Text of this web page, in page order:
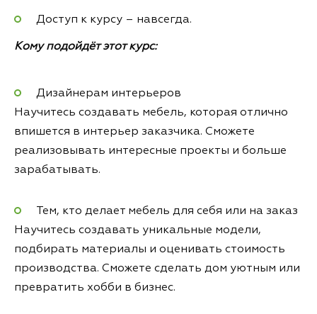
Доступ к курсу – навсегда.
Кому подойдёт этот курс:
Дизайнерам интерьеров
Научитесь создавать мебель, которая отлично
впишется в интерьер заказчика. Сможете
реализовывать интересные проекты и больше
зарабатывать.
Тем, кто делает мебель для себя или на заказ
Научитесь создавать уникальные модели,
подбирать материалы и оценивать стоимость
производства. Сможете сделать дом уютным или
превратить хобби в бизнес.